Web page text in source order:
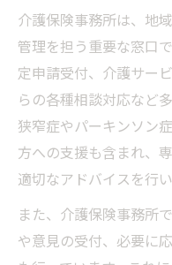
介護保険事務
わかりやすい
ト
介護申請にお
り
介護保険事務
は
要介護認定を支
要介護認定申
介護保険事務所は、地
管理を担う重要な窓口
定申請受付、介護サー
らの各種相談対応など
狭窄症やパーキンソン
方への支援も含まれ、
適切なアドバイスを行い
また、介護保険事務所
や意見の受付、必要に